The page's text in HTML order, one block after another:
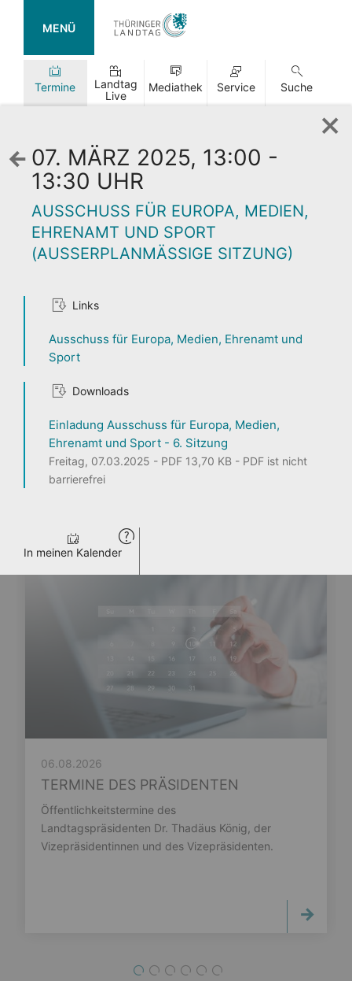
MENÜ
Termine
Zurück
Wochenansicht
07. MÄRZ 2025, 13:00 -
13:30 UHR
AUSSCHUSS FÜR EUROPA, MEDIEN,
EHRENAMT UND SPORT
(AUSSERPLANMÄSSIGE SITZUNG)
Links
Ausschuss für Europa, Medien, Ehrenamt und
Sport
Downloads
Einladung Ausschuss für Europa, Medien,
Ehrenamt und Sport - 6. Sitzung
Freitag, 07.03.2025 - PDF 13,70 KB - PDF ist nicht
barrierefrei
In meinen Kalender
Landtag
Live
Mediathek Service Suche
TAG DER
OFFENEN TÜR
Seite teilen
06.08.2026
TERMINE DES PRÄSIDENTEN
Öffentlichkeitstermine des
Landtagspräsidenten Dr. Thadäus König, der
Vizepräsidentinnen und des Vizepräsidenten.
1 2 3 4 5